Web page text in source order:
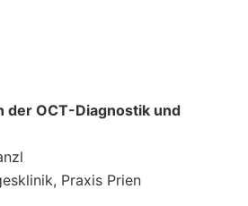
der OCT-Diagnostik und
Praxis Prien